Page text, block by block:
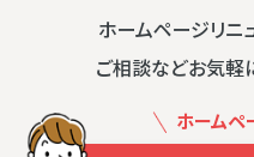
ホームページリニ
ご相談などお気軽
ホームペ